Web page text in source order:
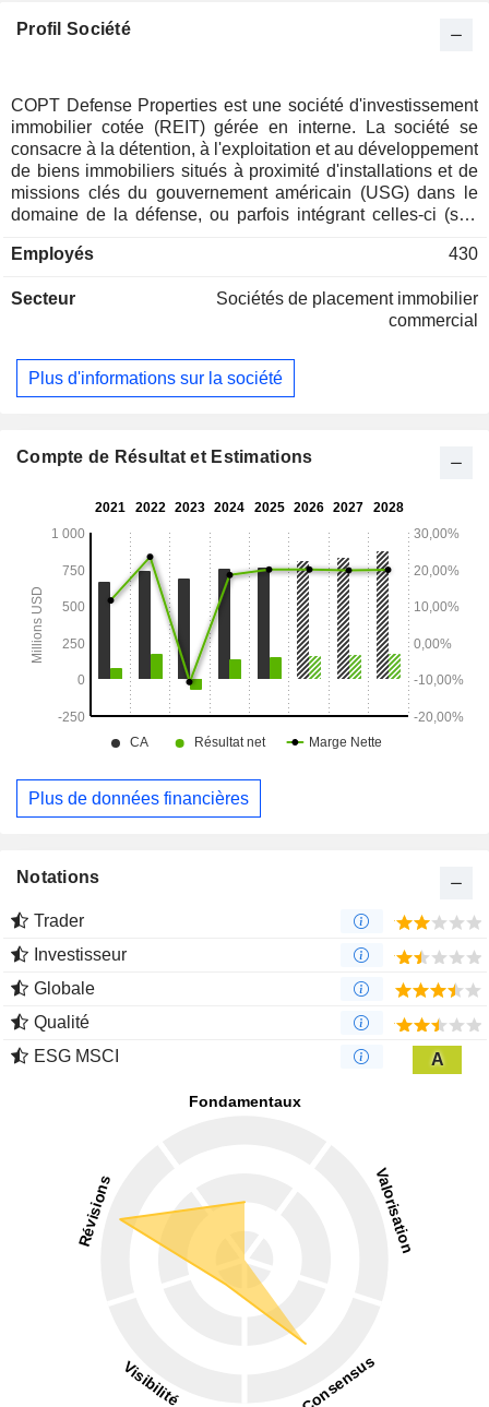
Profil Société
COPT Defense Properties est une société d'investissement
immobilier cotée (REIT) gérée en interne. La société se
consacre à la détention, à l'exploitation et au développement
de biens immobiliers situés à proximité d'installations et de
missions clés du gouvernement américain (USG) dans le
domaine de la défense, ou parfois intégrant celles-ci (son
figurent le gouvernement américain et ses sous-traitants du
activités prioritaires en matière de sécurité nationale et qui
ont généralement besoin d’aménagements immobiliers
portefeuille Défense/TI comprend environ 199 biens
immobiliers en exploitation totalisant 22,7 millions de pieds
répartis dans 31 coques de centres de données à locataire
données, totalisant 4,3 millions de pieds carrés, par
consolidées. Elle possède également environ 50 acres
d’autres terrains constructibles dans la région métropolitaine
de Washington, DC/Baltimore.
Employés 430
Secteur
Sociétés de placement immobilier
commercial
Plus d'informations sur la société
Compte de Résultat et Estimations
Plus de données financières
Notations
Trader
Investisseur
Globale
Qualité
ESG MSCI
A